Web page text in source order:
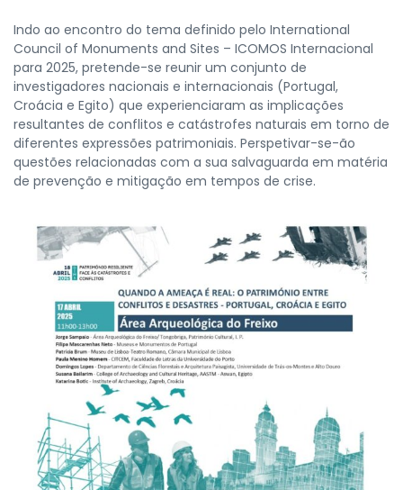
Indo ao encontro do tema definido pelo International
Council of Monuments and Sites – ICOMOS Internacional
para 2025, pretende-se reunir um conjunto de
investigadores nacionais e internacionais (Portugal,
Croácia e Egito) que experienciaram as implicações
resultantes de conflitos e catástrofes naturais em torno de
diferentes expressões patrimoniais. Perspetivar-se-ão
questões relacionadas com a sua salvaguarda em matéria
de prevenção e mitigação em tempos de crise.